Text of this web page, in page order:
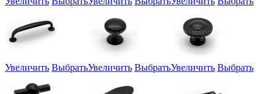
Увеличить ВыбратьУвеличить ВыбратьУвеличить Выбрать